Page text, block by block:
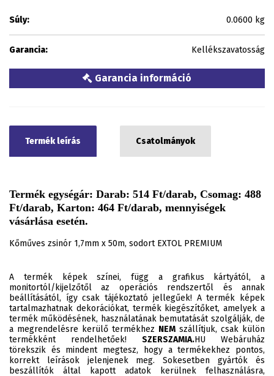
Súly: 0.0600 kg
Garancia: Kellékszavatosság
Garancia információ
Termék leírás Csatolmányok
Termék egységár: Darab: 514 Ft/darab, Csomag: 488
Ft/darab, Karton: 464 Ft/darab, mennyiségek
vásárlása esetén.
Kőműves zsinór 1,7mm x 50m, sodort EXTOL PREMIUM
A termék képek színei, függ a grafikus kártyától, a
monitortól/kijelzőtől az operációs rendszertől és annak
beállításától, így csak tájékoztató jellegűek! A termék képek
tartalmazhatnak dekorációkat, termék kiegészítőket, amelyek a
termék működésének, használatának bemutatását szolgálják, de
a megrendelésre kerülő termékhez NEM szállítjuk, csak külön
termékként rendelhetőek! SZERSZAMIA.HU Webáruház
törekszik és mindent megtesz, hogy a termékekhez pontos,
korrekt leírások jelenjenek meg. Sokesetben gyártók és
beszállítók által kapott adatok kerülnek felhasználásra,